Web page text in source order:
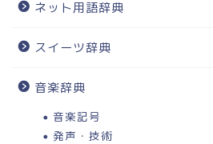
ネット用語辞典
スイーツ辞典
音楽辞典
音楽記号
発声・技術